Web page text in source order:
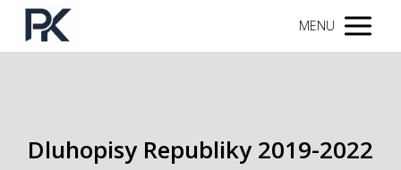
MENU
Dluhopisy Republiky 2019-2022